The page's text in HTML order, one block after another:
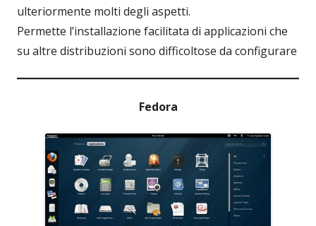
ulteriormente molti degli aspetti.
Permette l’installazione facilitata di applicazioni che
su altre distribuzioni sono difficoltose da configurare
Fedora